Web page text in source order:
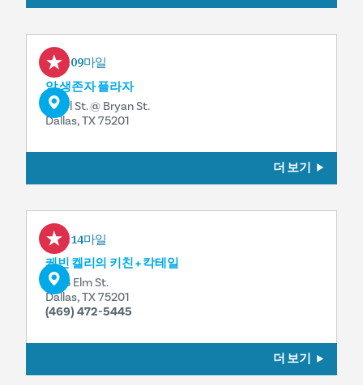
0.09마일
암 생존자 플라자
Pearl St. @ Bryan St.
Dallas, TX 75201
더 보기
0.14마일
케빈 켈리의 키친 + 칵테일
1933 Elm St.
Dallas, TX 75201
(469) 472-5445
더 보기